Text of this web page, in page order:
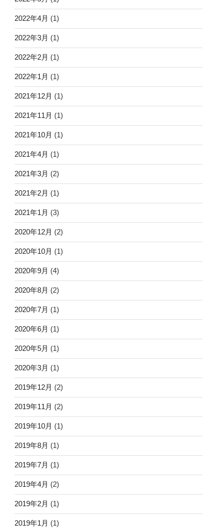
2022年4月 (1)
2022年3月 (1)
2022年2月 (1)
2022年1月 (1)
2021年12月 (1)
2021年11月 (1)
2021年10月 (1)
2021年4月 (1)
2021年3月 (2)
2021年2月 (1)
2021年1月 (3)
2020年12月 (2)
2020年10月 (1)
2020年9月 (4)
2020年8月 (2)
2020年7月 (1)
2020年6月 (1)
2020年5月 (1)
2020年3月 (1)
2019年12月 (2)
2019年11月 (2)
2019年10月 (1)
2019年8月 (1)
2019年7月 (1)
2019年4月 (2)
2019年2月 (1)
2019年1月 (1)